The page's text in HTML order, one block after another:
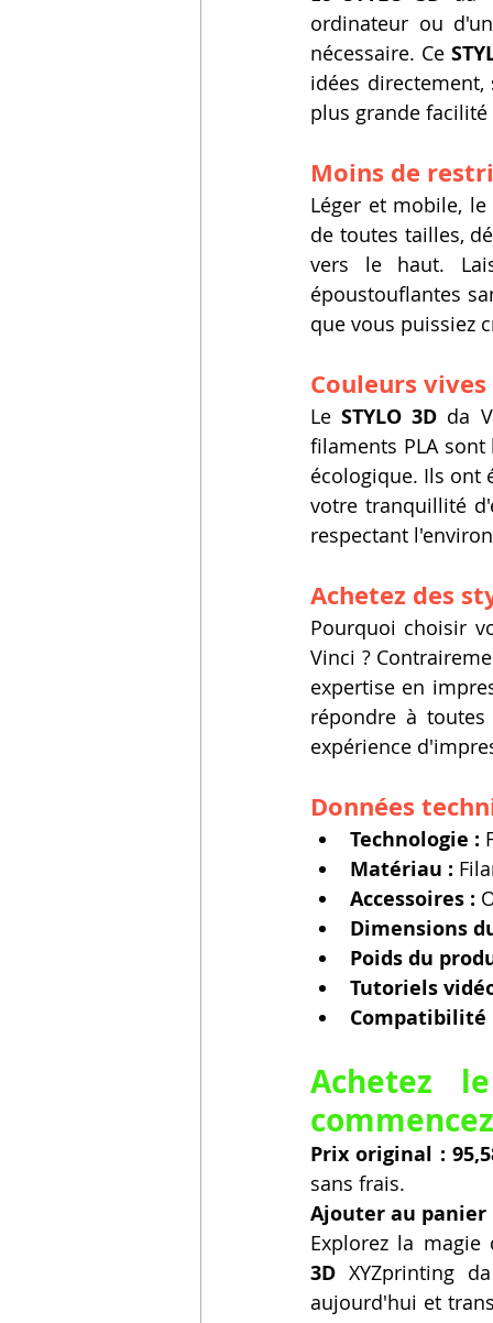
ordinateur ou
nécessaire. Ce
idées directement,
plus grande
Moins de
Léger et mobile, le
de toutes tailles,
vers le haut.
époustouflantes
que vous puissiez
Couleurs
Le STYLO 3D da
filaments PLA
écologique. Ils ont
votre tranquillité
respectant
Achetez des
Pourquoi choisir
Vinci ?
expertise en
répondre à
expérience
Données
Technologie :
Matériau :
Accessoires :
Dimensions
Poids du
Tutoriels
Compatibilité
Achetez
Prix original :
sans frais.
Ajouter au panier
Explorez la
3D XYZprinting
aujourd'hui et